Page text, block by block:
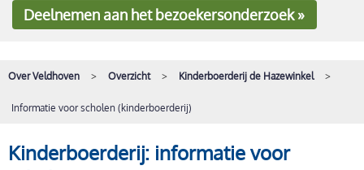
Deelnemenaan het bezoekersonderzoek »
Over Veldhoven Overzicht Kinderboerderij de Hazewinkel
Informatie voor scholen (kinderboerderij)
Kinderboerderij: informatie voor